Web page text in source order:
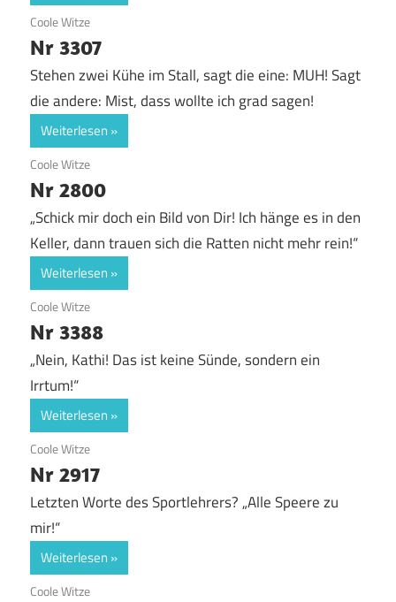
12. September 2018
Coole Witze
Nr 3307
Stehen zwei Kühe im Stall, sagt die eine: MUH! Sagt
die andere: Mist, dass wollte ich grad sagen!
Weiterlesen
12. September 2018
Coole Witze
Nr 2800
„Schick mir doch ein Bild von Dir! Ich hänge es in den
Keller, dann trauen sich die Ratten nicht mehr rein!“
Weiterlesen
12. September 2018
Coole Witze
Nr 3388
„Nein, Kathi! Das ist keine Sünde, sondern ein
Irrtum!“
Weiterlesen
12. September 2017
Coole Witze
Nr 2917
Letzten Worte des Sportlehrers? „Alle Speere zu
mir!“
Weiterlesen
11. September 2017
Coole Witze